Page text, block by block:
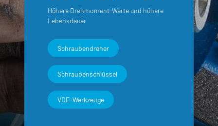
Höhere Drehmoment-Werte und höhere
Lebensdauer
Schraubendreher
Schraubenschlüssel
VDE-Werkzeuge